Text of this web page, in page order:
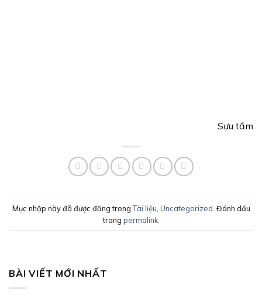
Sưu tầm
Mục nhập này đã được đăng trongTài liệu Uncategorized . Đánh dấu
trang permalink.
BÀI VIẾT MỚI NHẤT